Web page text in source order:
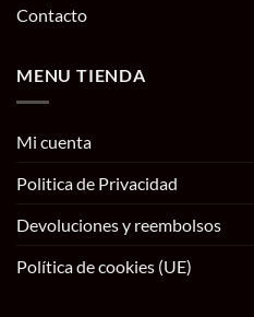
Contacto
MENU TIENDA
Mi cuenta
Politica de Privacidad
Devoluciones y reembolsos
Política de cookies (UE)